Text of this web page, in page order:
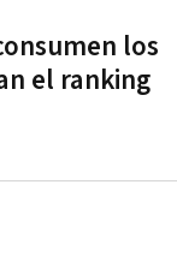
los
el ranking